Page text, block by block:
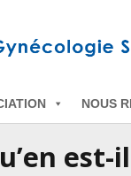
NOUS